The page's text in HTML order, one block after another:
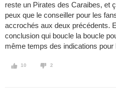
reste un Pirates des Caraibes, et
peux que le conseiller pour les
accrochés aux deux précédents.
conclusion qui boucle la boucle
même temps des indications pour
10 2